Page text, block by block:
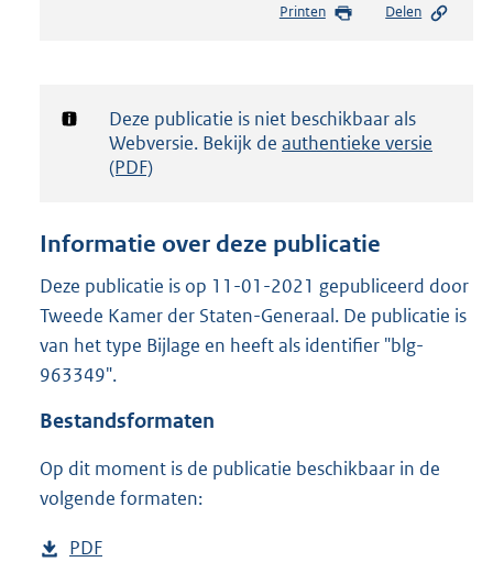
s
d
g
t
e
:
1
Printen Delen
Notificatie:
Deze publicatie is niet beschikbaar als
Webversie. Bekijk de authentieke versie
(PDF)
Informatie over deze publicatie
Deze publicatie is op 11-01-2021 gepubliceerd door
Tweede Kamer der Staten-Generaal. De publicatie is
van het type Bijlage en heeft als identifier "blg-
963349".
Bestandsformaten
Op dit moment is de publicatie beschikbaar in de
volgende formaten:
D
PDF